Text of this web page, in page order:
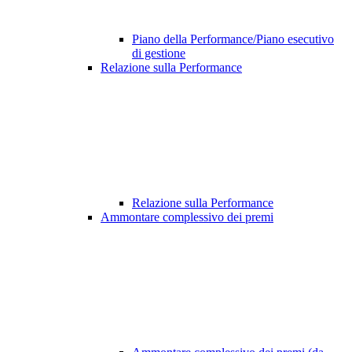
Piano della Performance/Piano esecutivo
di gestione
Relazione sulla Performance
Relazione sulla Performance
Ammontare complessivo dei premi